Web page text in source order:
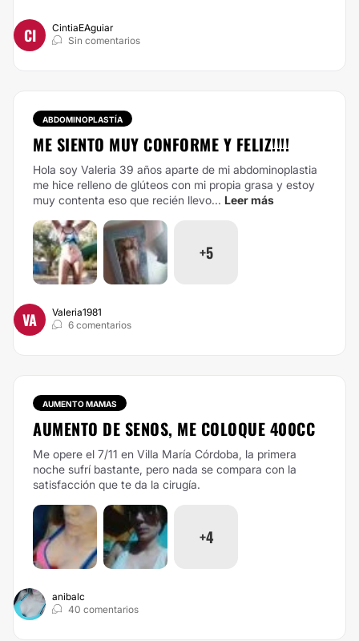
CI
CintiaEAguiar
Sin comentarios
ABDOMINOPLASTÍA
ME SIENTO MUY CONFORME Y FELIZ!!!!
Hola soy Valeria 39 años aparte de mi abdominoplastia
me hice relleno de glúteos con mi propia grasa y estoy
muy contenta eso que recién llevo... Leer más
+5
VA
Valeria1981
6 comentarios
AUMENTO MAMAS
AUMENTO DE SENOS, ME COLOQUE 400CC
Me opere el 7/11 en Villa María Córdoba, la primera
noche sufrí bastante, pero nada se compara con la
satisfacción que te da la cirugía.
+4
anibalc
40 comentarios